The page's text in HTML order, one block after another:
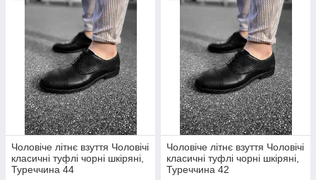
Чоловіче літнє взуття Чоловічі
класичні туфлі чорні шкіряні,
Туреччина 44
Чоловіче літнє взуття Чоловічі
класичні туфлі чорні шкіряні,
Туреччина 42